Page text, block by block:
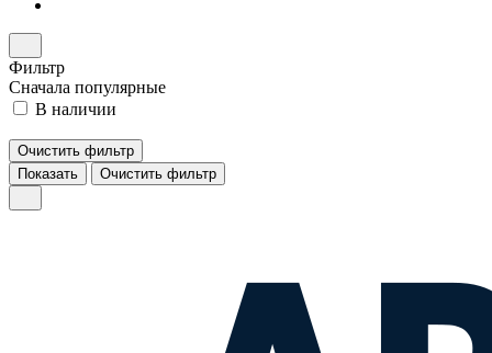
Фильтр
Сначала популярные
В наличии
Очистить фильтр
Показать
Очистить фильтр